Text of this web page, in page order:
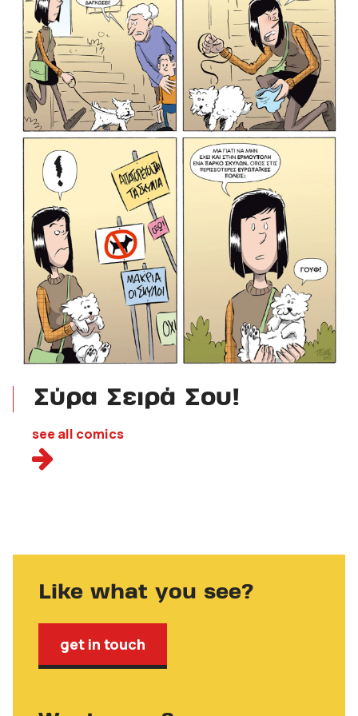
Σύρα Σειρά Σου!
see all comics
Like what you see?
get in touch